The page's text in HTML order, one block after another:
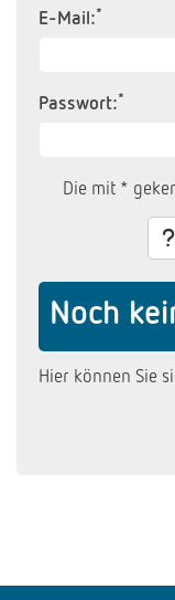
E-Mail:*
Passwort:*
Die mit *
Noch
Hier können Sie